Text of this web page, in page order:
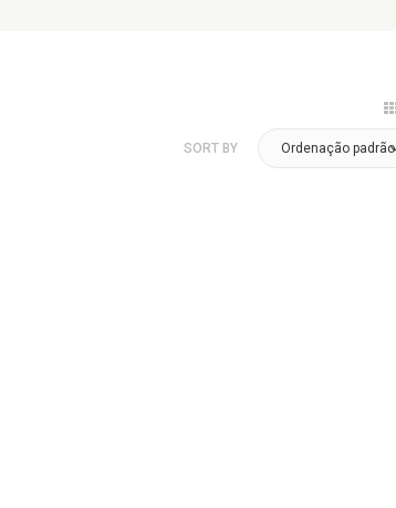
SORT BY Ordenação padrão